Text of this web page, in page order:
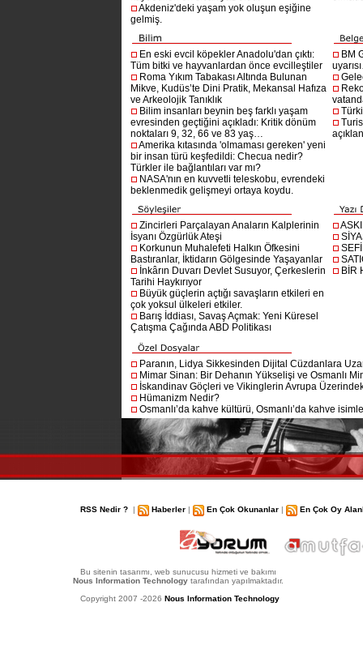
Akdeniz'deki yaşam yok oluşun eşiğine
gelmiş.
En eski evcil köpekler Anadolu'dan çıktı:
Tüm bitki ve hayvanlardan önce evcilleştiler
Roma Yıkım Tabakası Altında Bulunan
Mikve, Kudüs’te Dini Pratik, Mekansal Hafıza
ve Arkeolojik Tanıklık
Bilim insanları beynin beş farklı yaşam
evresinden geçtiğini açıkladı: Kritik dönüm
noktaları 9, 32, 66 ve 83 yaş…
Amerika kıtasında 'olmaması gereken' yeni
bir insan türü keşfedildi: Checua nedir?
Türkler ile bağlantıları var mı?
NASA'nın en kuvvetli teleskobu, evrendeki
beklenmedik gelişmeyi ortaya koydu.
BM
Zincirleri Parçalayan Anaların Kalplerinin
İsyanı Özgürlük Ateşi
Korkunun Muhalefeti Halkın Öfkesini
Bastıranlar, İktidarın Gölgesinde Yaşayanlar
İnkârın Duvarı Devlet Susuyor, Çerkeslerin
Tarihi Haykırıyor
Büyük güçlerin açtığı savaşların etkileri en
çok yoksul ülkeleri etkiler.
Barış İddiası, Savaş Açmak: Yeni Küresel
Çatışma Çağında ABD Politikası
BİR
Paranın, Lidya Sikkesinden Dijital Cüzdanlara
Mimar Sinan: Bir Dehanın Yükselişi ve Osmanlı
İskandinav Göçleri ve Vikinglerin Avrupa
Hümanizm Nedir?
Osmanlı’da kahve kültürü, Osmanlı’da kahve
RSS Nedir ? | Haberler | En Çok Okunanlar | En Çok Oy
Bu sitenin tasarımı, web sunucusu hizmeti ve bakımı
Nous Information Technology tarafından yapılmaktadır.
Copyright 2007 -2026 Nous Information Technology